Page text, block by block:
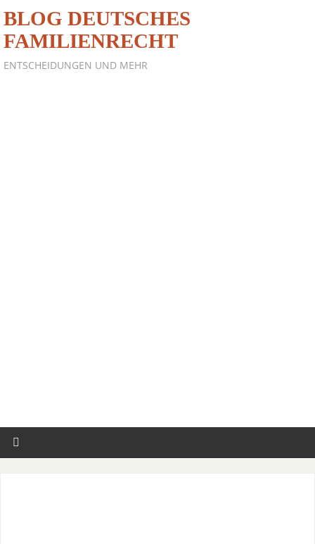
BLOG DEUTSCHES
FAMILIENRECHT
ENTSCHEIDUNGEN UND MEHR